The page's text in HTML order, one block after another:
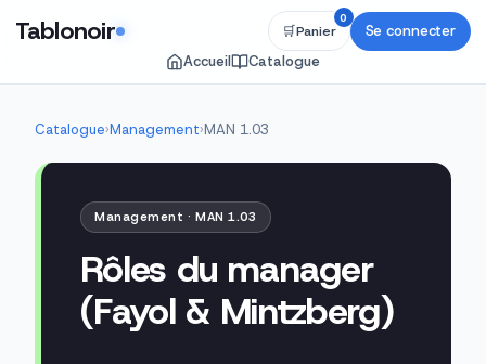
Tablonoir
Accueil Catalogue
🛒Panier
0
Se connecter
Catalogue›Management›MAN 1.03
Management · MAN 1.03
Rôles du manager
(Fayol & Mintzberg)